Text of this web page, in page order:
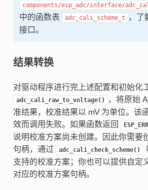
components/esp_adc/interface/
中的函数表 adc_cali_scheme_t
，了
接口。
结果转换
对驱动程序进行完上述配置和初始化
adc_cali_raw_to_voltage()
，将原始
准结果，校准结果以 mV 为单位。该
效而调用失败。如果函数返回
说明校准方案尚未创建。因此你需要
句柄，通过
adc_cali_check_scheme()
支持的校准方案；你也可以提供自定
对应的校准方案句柄。